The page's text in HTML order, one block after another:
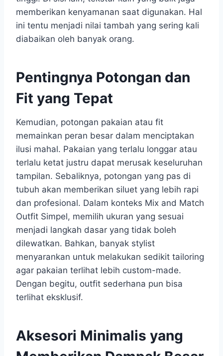
memberikan kenyamanan saat digunakan. Hal
ini tentu menjadi nilai tambah yang sering kali
diabaikan oleh banyak orang.
Pentingnya Potongan dan
Fit yang Tepat
Kemudian, potongan pakaian atau fit
memainkan peran besar dalam menciptakan
ilusi mahal. Pakaian yang terlalu longgar atau
terlalu ketat justru dapat merusak keseluruhan
tampilan. Sebaliknya, potongan yang pas di
tubuh akan memberikan siluet yang lebih rapi
dan profesional. Dalam konteks Mix and Match
Outfit Simpel, memilih ukuran yang sesuai
menjadi langkah dasar yang tidak boleh
dilewatkan. Bahkan, banyak stylist
menyarankan untuk melakukan sedikit tailoring
agar pakaian terlihat lebih custom-made.
Dengan begitu, outfit sederhana pun bisa
terlihat eksklusif.
Aksesori Minimalis yang